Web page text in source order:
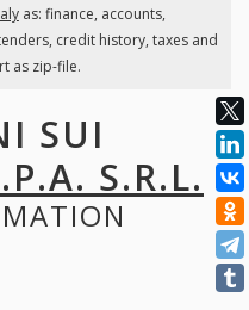
as: finance, accounts,
credit history, taxes and
as zip-file.
SUI
S.R.L.